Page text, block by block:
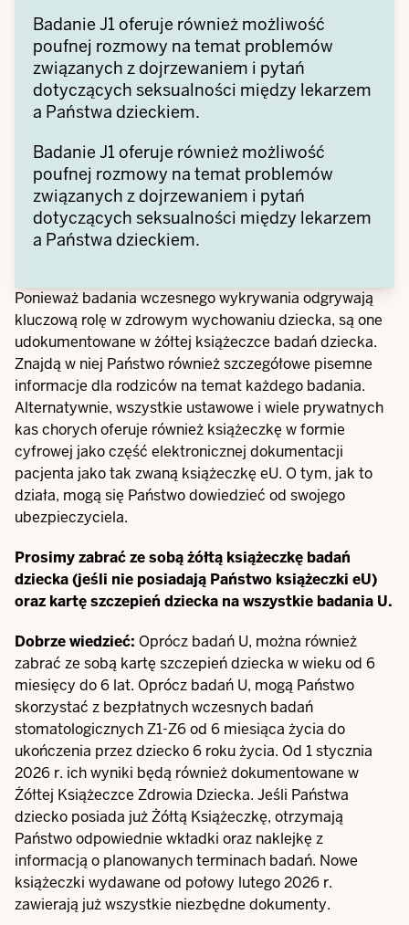
Badanie J1 oferuje również możliwość
poufnej rozmowy na temat problemów
związanych z dojrzewaniem i pytań
dotyczących seksualności między lekarzem
a Państwa dzieckiem.
Badanie J1 oferuje również możliwość
poufnej rozmowy na temat problemów
związanych z dojrzewaniem i pytań
dotyczących seksualności między lekarzem
a Państwa dzieckiem.
Ponieważ badania wczesnego wykrywania odgrywają
kluczową rolę w zdrowym wychowaniu dziecka, są one
udokumentowane w żółtej książeczce badań dziecka.
Znajdą w niej Państwo również szczegółowe pisemne
informacje dla rodziców na temat każdego badania.
Alternatywnie, wszystkie ustawowe i wiele prywatnych
kas chorych oferuje również książeczkę w formie
cyfrowej jako część elektronicznej dokumentacji
pacjenta jako tak zwaną książeczkę eU. O tym, jak to
działa, mogą się Państwo dowiedzieć od swojego
ubezpieczyciela.
Prosimy zabrać ze sobą żółtą książeczkę badań
dziecka (jeśli nie posiadają Państwo książeczki eU)
oraz kartę szczepień dziecka na wszystkie badania U.
Dobrze wiedzieć: Oprócz badań U, można również
zabrać ze sobą kartę szczepień dziecka w wieku od 6
miesięcy do 6 lat. Oprócz badań U, mogą Państwo
skorzystać z bezpłatnych wczesnych badań
stomatologicznych Z1-Z6od 6 miesiąca życia do
ukończenia przez dziecko 6 roku życia. Od 1 stycznia
2026 r. ich wyniki będą również dokumentowane w
Żółtej Książeczce Zdrowia Dziecka. Jeśli Państwa
dziecko posiada już Żółtą Książeczkę, otrzymają
Państwo odpowiednie wkładki oraz naklejkę z
informacją o planowanych terminach badań. Nowe
książeczki wydawane od połowy lutego 2026 r.
zawierają już wszystkie niezbędne dokumenty.